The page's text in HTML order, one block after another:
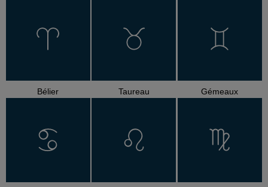
Bélier Taureau Gémeaux